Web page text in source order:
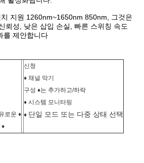
지원 1260nm~1650nm 850nm, 그것은
뢰성, 낮은 삽입 손실, 빠른 스위칭 속도
를 제안합니다
로운 ♦
♦
신청
♦ 채널 막기
구성 ♦는 추가하고/하락
♦ 시스템 모니터링
♦ 단일 모드 또는 다중 상태 선택